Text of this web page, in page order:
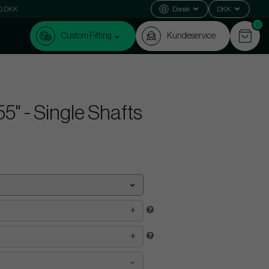
DKK Dansk DKK
Custom Fitting Kundeservice
0
- Single Shafts